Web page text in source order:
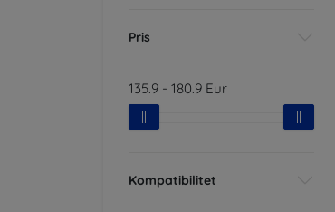
Pris
135.9 - 180.9 Eur
Kompatibilitet